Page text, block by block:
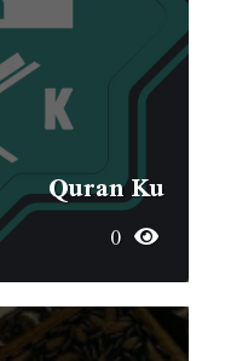
Quran Ku